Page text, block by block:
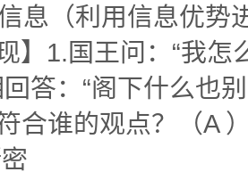
息（利用信息优势
】1.国王问：“我怎
回答：“阁下什么也
合谁的观点？（A